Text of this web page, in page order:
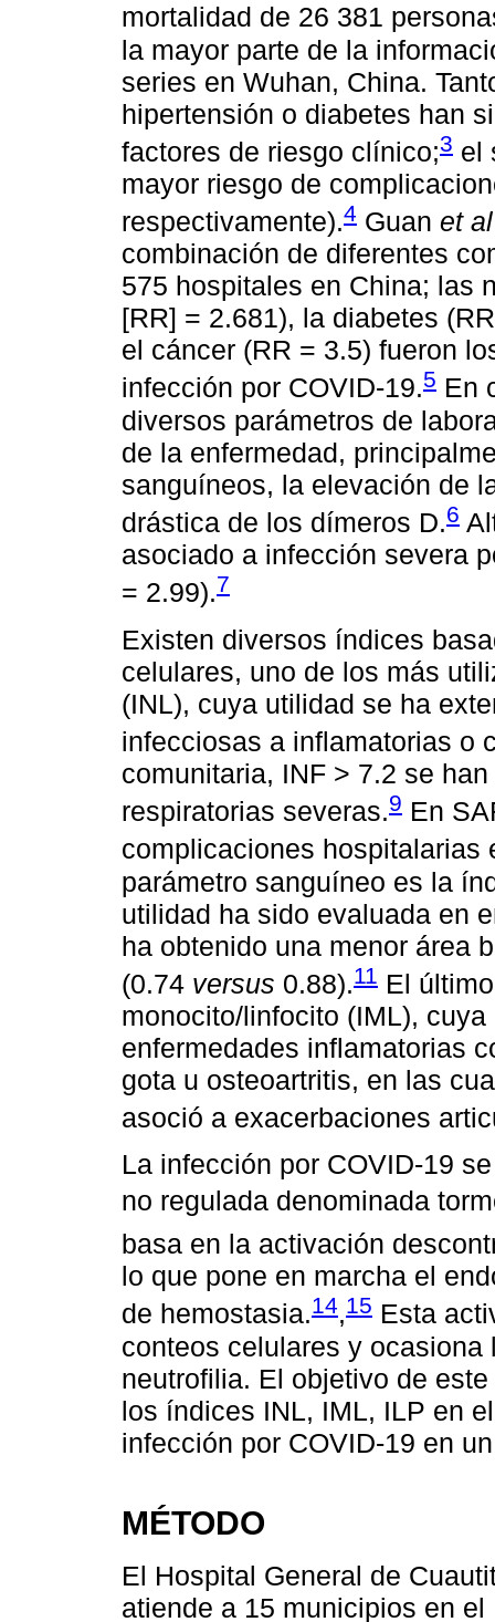
mortalidad de 26 381
la mayor parte de la
series en Wuhan, China.
hipertensión o diabetes han
factores de riesgo clínico;3 el
mayor riesgo de
respectivamente).4 Guan et al
combinación de diferentes
575 hospitales en China; las
[RR] = 2.681), la diabetes
el cáncer (RR = 3.5) fueron
infección por COVID-19.5 En
diversos parámetros de
de la enfermedad,
sanguíneos, la elevación de
drástica de los dímeros D.6
asociado a infección severa
= 2.99).7
Existen diversos índices
celulares, uno de los más
(INL), cuya utilidad se ha
infecciosas a inflamatorias o
comunitaria, INF > 7.2 se
respiratorias severas.9 En
complicaciones hospitalarias
parámetro sanguíneo es la
utilidad ha sido evaluada en
ha obtenido una menor área
(0.74 versus 0.88).11 El
monocito/linfocito (IML),
enfermedades inflamatorias
gota u osteoartritis, en las
asoció a exacerbaciones
La infección por COVID-19
no regulada denominada
basa en la activación
lo que pone en marcha el
de hemostasia.14,15 Esta
conteos celulares y
neutrofilia. El objetivo de
los índices INL, IML, ILP en
infección por COVID-19 en
MÉTODO
El Hospital General de
atiende a 15 municipios en